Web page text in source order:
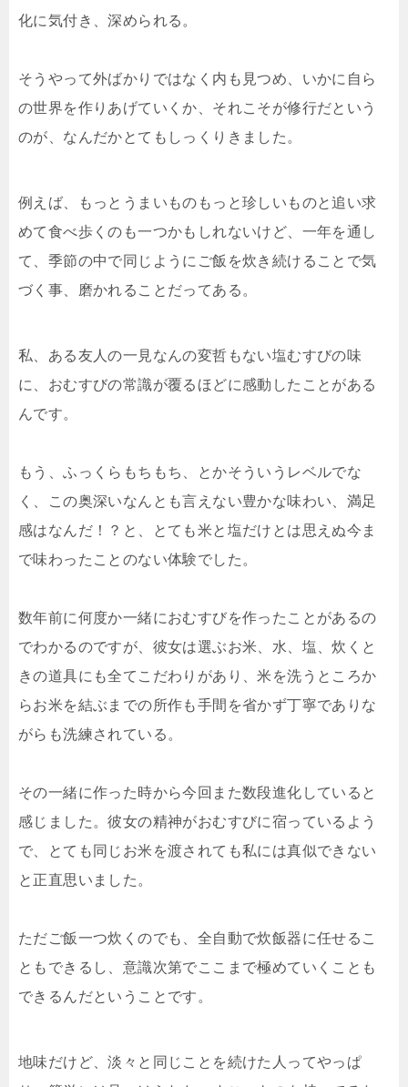
化に気付き、深められる。
そうやって外ばかりではなく内も見つめ、いかに自ら
の世界を作りあげていくか、それこそが修行だという
のが、なんだかとてもしっくりきました。
例えば、もっとうまいものもっと珍しいものと追い求
めて食べ歩くのも一つかもしれないけど、一年を通し
て、季節の中で同じようにご飯を炊き続けることで気
づく事、磨かれることだってある。
私、ある友人の一見なんの変哲もない塩むすびの味
に、おむすびの常識が覆るほどに感動したことがある
んです。
もう、ふっくらもちもち、とかそういうレベルでな
く、この奥深いなんとも言えない豊かな味わい、満足
感はなんだ！？と、とても米と塩だけとは思えぬ今ま
で味わったことのない体験でした。
数年前に何度か一緒におむすびを作ったことがあるの
でわかるのですが、彼女は選ぶお米、水、塩、炊くと
きの道具にも全てこだわりがあり、米を洗うところか
らお米を結ぶまでの所作も手間を省かず丁寧でありな
がらも洗練されている。
その一緒に作った時から今回また数段進化していると
感じました。彼女の精神がおむすびに宿っているよう
で、とても同じお米を渡されても私には真似できない
と正直思いました。
ただご飯一つ炊くのでも、全自動で炊飯器に任せるこ
ともできるし、意識次第でここまで極めていくことも
できるんだということです。
地味だけど、淡々と同じことを続けた人ってやっぱ